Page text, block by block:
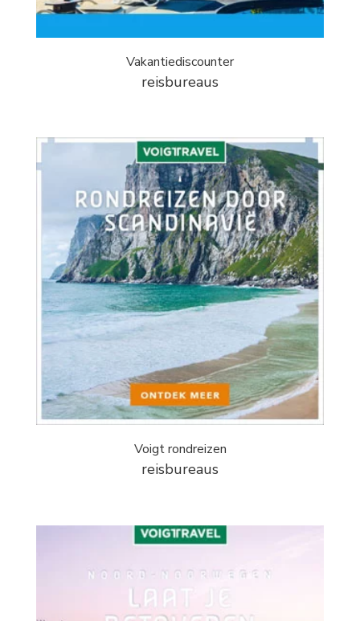
Vakantiediscounter
reisbureaus
Voigt rondreizen
reisbureaus